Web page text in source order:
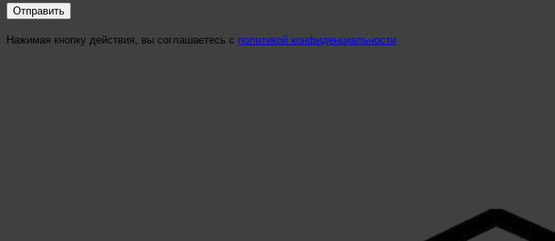
Нажимая кнопку действия, вы соглашаетесь с политикой конфиденциальности